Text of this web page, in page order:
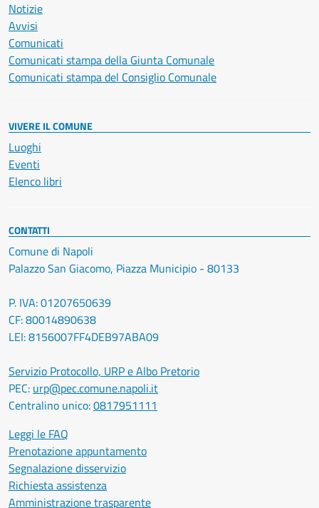
Notizie
Avvisi
Comunicati
Comunicati stampa della Giunta Comunale
Comunicati stampa del Consiglio Comunale
VIVERE IL COMUNE
Luoghi
Eventi
Elenco libri
CONTATTI
Comune di Napoli
Palazzo San Giacomo, Piazza Municipio - 80133
P. IVA: 01207650639
CF: 80014890638
LEI: 8156007FF4DEB97ABA09
Servizio Protocollo, URP e Albo Pretorio
PEC: urp@pec.comune.napoli.it
Centralino unico:0817951111
Leggi le FAQ
Prenotazione appuntamento
Segnalazione disservizio
Richiesta assistenza
Amministrazione trasparente